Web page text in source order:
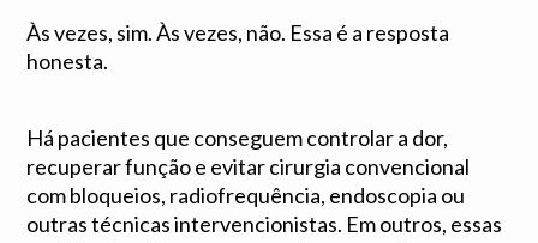
Às vezes, sim. Às vezes, não. Essa é a resposta
honesta.
Há pacientes que conseguem controlar a dor,
recuperar função e evitar cirurgia convencional
com bloqueios, radiofrequência, endoscopia ou
outras técnicas intervencionistas. Em outros, essas